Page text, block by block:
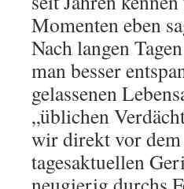
Momenten eben
Nach langen
man besser
gelassenen
„üblichen
wir direkt vor dem
tagesaktuellen